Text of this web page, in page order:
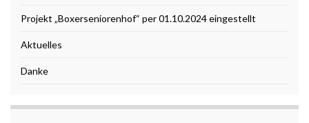
Projekt „Boxerseniorenhof“ per 01.10.2024 eingestellt
Aktuelles
Danke